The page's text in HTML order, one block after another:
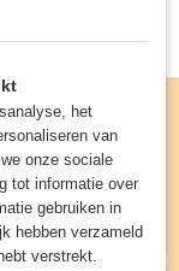
UW WINKELWAGEN
het
van
onze sociale
tot informatie over
gebruiken in
hebben verzameld
verstrekt.